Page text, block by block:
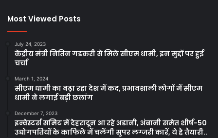
Most Viewed Posts
July 24, 2023
केंद्रीय मंत्री नितिन गडकरी से मिले सीएम धामी, इन मुद्दों पर हुई
चर्चा
March 1, 2024
सीएम धामी का बढ़ा रहा देश में कद, प्रभावशाली लोगों में सीएम
धामी ने लगाई बड़ी छलांग
December 7, 2023
इन्वेस्टर्स समिट में देहरादून आ रहे अडानी, अंबानी समेत शीर्ष-50
उद्योगपतियों के काफिले में चलेंगी सुपर लग्जरी कारें, ये है तैयारी..